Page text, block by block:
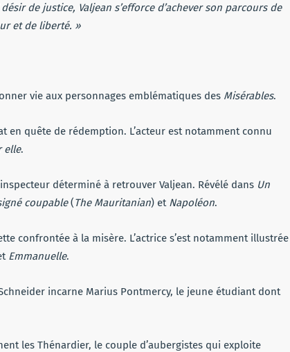
de justice, Valjean s’efforce d’achever son parcours de
et de liberté. »
vie aux personnages emblématiques des Misérables.
en quête de rédemption. L’acteur est notamment connu
elle.
déterminé à retrouver Valjean. Révélé dans Un
coupable(The Mauritanian) et Napoléon.
confrontée à la misère. L’actrice s’est notamment illustrée
Emmanuelle.
incarne Marius Pontmercy, le jeune étudiant dont
les Thénardier, le couple d’aubergistes qui exploite